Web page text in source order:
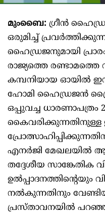
മുംബൈ: ഗ്രീൻ
ഒരുമിച്ച്
ഹൈഡ്രജനുമായി
രാജ്യത്തെ
കമ്പനിയായ ഓയിൽ
ഹോമി ഹൈഡ്രജൻ
ഒപ്പുവച്ച ധാരണാപത്രം
കൈവരിക്കുന്നതിനുള്ള
എനർജി മേഖലയിൽ
തദ്ദേശീയ സാങ്കേതിക
ഉൽപ്പാദനത്തിന്റെയും
നൽകുന്നതിനും
പ്രസ്താവനയിൽ